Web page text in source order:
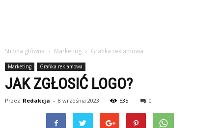
Strona główna Marketing Grafika reklamowa
Marketing Grafika reklamowa
JAK ZGŁOSIĆ LOGO?
Przez Redakcja - 8 września 2023 535 0